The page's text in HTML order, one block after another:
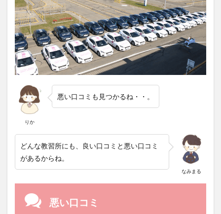
りか
悪い口コミも見つかるね・・。
なみまる
どんな教習所にも、良い口コミと悪い口コミ
があるからね。
悪い口コミ